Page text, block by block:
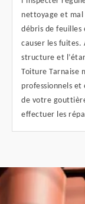
nettoyage et
débris de feuilles
causer les fuites.
structure et
Toiture Tarnaise
professionnels et
de votre
effectuer les